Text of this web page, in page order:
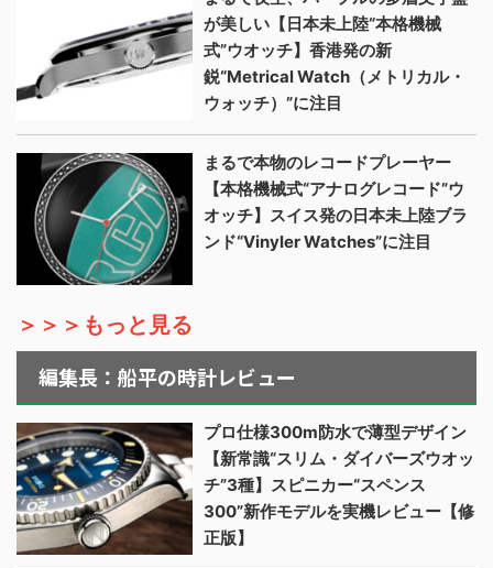
が美しい【日本未上陸“本格機械
式”ウオッチ】香港発の新
鋭“Metrical Watch（メトリカル・
ウォッチ）”に注目
まるで本物のレコードプレーヤー
【本格機械式“アナログレコード”ウ
オッチ】スイス発の日本未上陸ブラ
ンド“Vinyler Watches”に注目
＞＞＞もっと見る
編集長：船平の時計レビュー
プロ仕様300m防水で薄型デザイン
【新常識“スリム・ダイバーズウオッ
チ”3種】スピニカー“スペンス
300”新作モデルを実機レビュー【修
正版】